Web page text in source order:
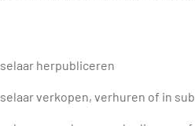
herpubliceren
verkopen, verhuren of in